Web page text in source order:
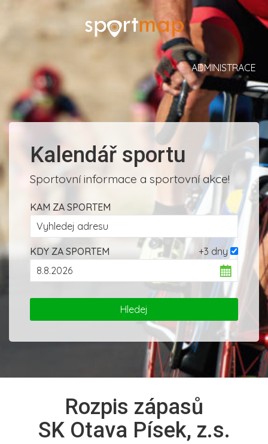
ADMINISTRACE
Kalendář sportu
Sportovní informace a sportovní akce!
KAM ZA SPORTEM
+3 dny
KDY ZA SPORTEM
Rozpis zápasů
SK Otava Písek, z.s.